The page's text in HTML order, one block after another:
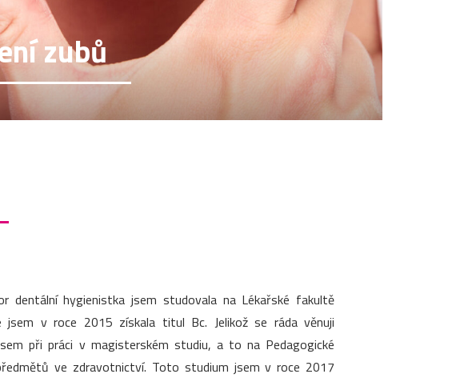
zubů
dentální hygienistka jsem studovala na Lékařské fakultě
jsem v roce 2015 získala titul Bc. Jelikož se ráda věnuji
při práci v magisterském studiu, a to na Pedagogické
ve zdravotnictví. Toto studium jsem v roce 2017